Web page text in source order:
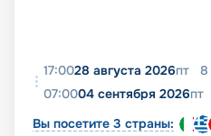
17:0028 августа 2026пт 8
07:0004 сентября 2026пт
Вы посетите 3 страны: